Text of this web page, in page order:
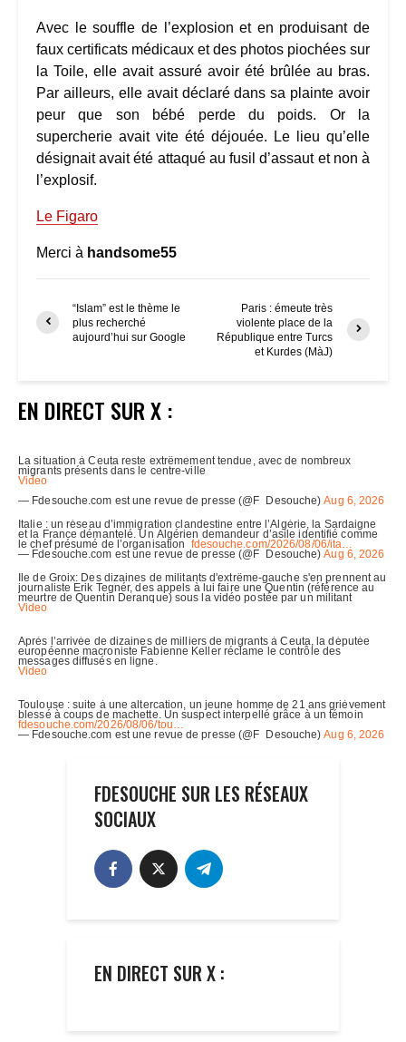
Avec le souffle de l’explosion et en produisant de
faux certificats médicaux et des photos piochées sur
la Toile, elle avait assuré avoir été brûlée au bras.
Par ailleurs, elle avait déclaré dans sa plainte avoir
peur que son bébé perde du poids. Or la
supercherie avait vite été déjouée. Le lieu qu’elle
désignait avait été attaqué au fusil d’assaut et non à
l’explosif.
Le Figaro
Merci à handsome55
“Islam” est le thème le
plus recherché
aujourd’hui sur Google
Paris : émeute très
violente place de la
République entre Turcs
et Kurdes (MàJ)
EN DIRECT SUR X :
FDESOUCHE SUR LES RÉSEAUX
SOCIAUX
EN DIRECT SUR X :